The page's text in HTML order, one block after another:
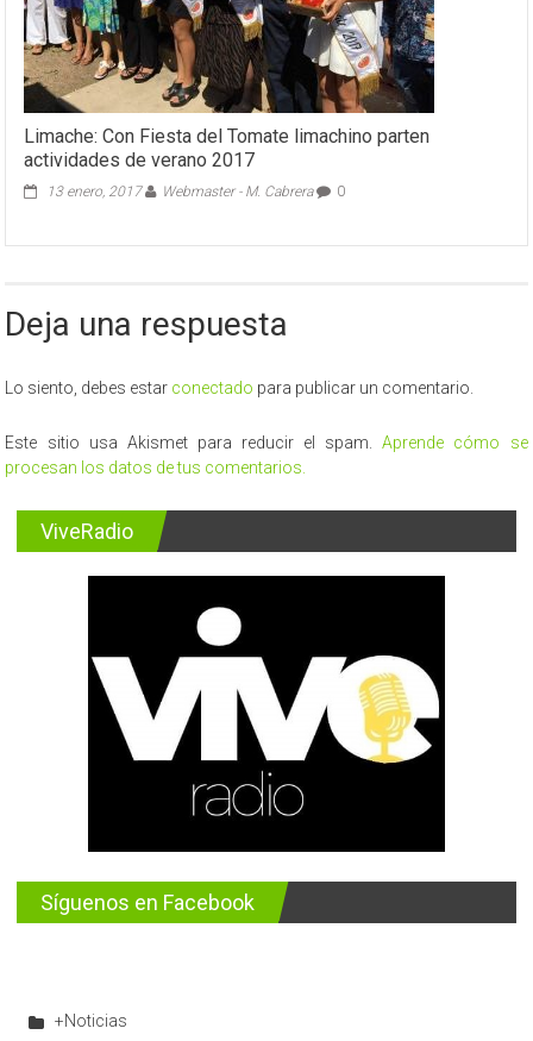
Limache: Con Fiesta del Tomate limachino parten
actividades de verano 2017
13 enero, 2017 Webmaster - M. Cabrera 0
Deja una respuesta
Lo siento, debes estar conectado para publicar un comentario.
Este sitio usa Akismet para reducir el spam.Aprende cómo se
procesan los datos de tus comentarios.
ViveRadio
Síguenos en Facebook
+Noticias